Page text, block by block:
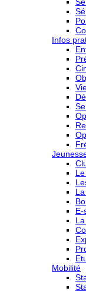
Infos
E-
Mobilité